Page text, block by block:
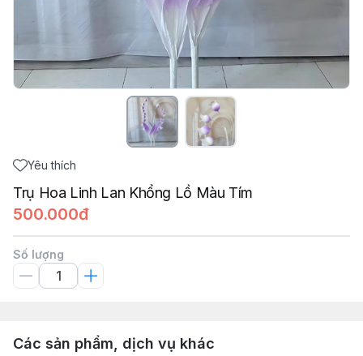
Yêu thích
Trụ Hoa Linh Lan Khổng Lồ Màu Tím
500.000đ
Số lượng
Các sản phẩm, dịch vụ khác